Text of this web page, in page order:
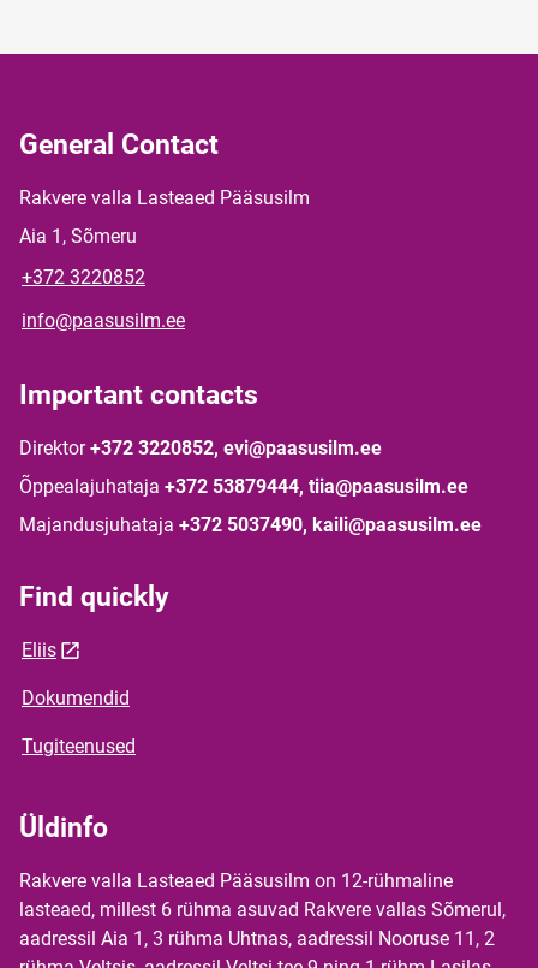
General Contact
Rakvere valla Lasteaed Pääsusilm
Aia 1, Sõmeru
+372 3220852
info@paasusilm.ee
Important contacts
Direktor +372 3220852, evi@paasusilm.ee
Õppealajuhataja +372 53879444, tiia@paasusilm.ee
Majandusjuhataja +372 5037490, kaili@paasusilm.ee
Find quickly
Eliis
Dokumendid
Tugiteenused
Üldinfo
Rakvere valla Lasteaed Pääsusilm on 12-rühmaline
lasteaed, millest 6 rühma asuvad Rakvere vallas Sõmerul,
aadressil Aia 1, 3 rühma Uhtnas, aadressil Nooruse 11, 2